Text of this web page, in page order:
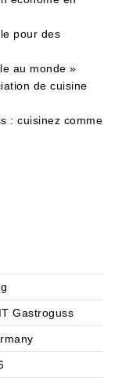
pour des
au monde »
de cuisine
: cuisinez comme
Gastroguss